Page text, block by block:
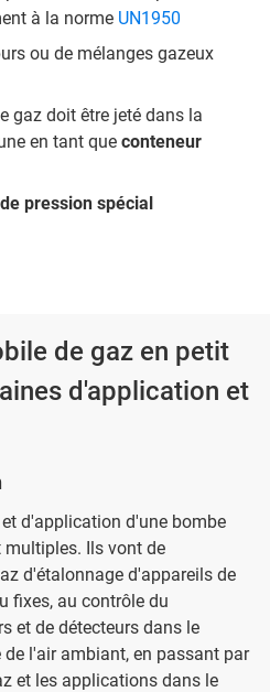
à la norme UN1950
ou de mélanges gazeux
gaz doit être jeté dans la
en tant que conteneur
pression spécial
de gaz en petit
d'application et
d'application d'une bombe
Ils vont de
d'étalonnage d'appareils de
fixes, au contrôle du
et de détecteurs dans le
l'air ambiant, en passant par
et les applications dans le